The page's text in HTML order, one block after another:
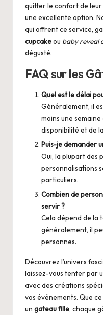
quitter le confort de leur
une excellente option.
qui offrent ce service,
cupcakeou baby reveal
dégusté.
FAQ sur les
Quel est le délai
Généralement, il
moins une semaine
disponibilité et de
Puis-je demander
Oui, la plupart des
personnalisations
particuliers.
Combien de
servir ?
Cela dépend de la
généralement, il
personnes.
Découvrez l’univers
laissez-vous tenter par
avec des créations
vos événements. Que
un gateau fille, chaque